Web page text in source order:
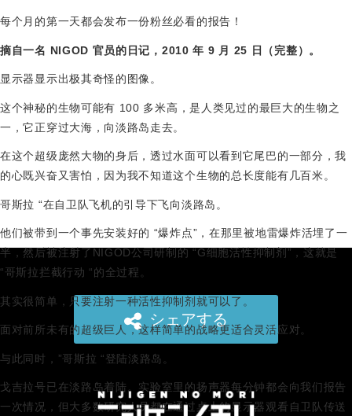
每个月的第一天都会发布一份粉丝必看的报告！
摘自一名 NIGOD 官员的日记，2010 年 9 月 25 日（完整）。
显示器显示出极其奇怪的图像。
这个神秘的生物可能有 100 多米高，是人类见过的最巨大的生物之
一，它正穿过大海，向淡路岛走去。
在这个超级庞然大物的身后，透过水面可以看到它尾巴的一部分，我
的心既兴奋又害怕，因为我不知道这个生物的总长度能有几百米。
哥斯拉 “在自卫队飞机的引导下飞向淡路岛。
他们被带到一个事先安装好的 “爆炸点”，在那里被地雷爆炸活埋了一
半，然后被注射了NIGOD公司研制的 “G细胞活性抑制剂”，这就是
“哥斯拉拦截行动 “的全过程。
其实很简单，只要注射一种活性抑制剂就可以了。
面对前所未有的超级巨人，这样简单的战略更适合灵活应对。
与此同时，”哥斯拉 “登陆淡路岛。
戈吉拉号已在淡路岛着陆。实验室里的扬声器每分钟都会向我们报告
一次情况，但大多数研究人员都在通过桌上的显示器观看自卫队传送
シェアする